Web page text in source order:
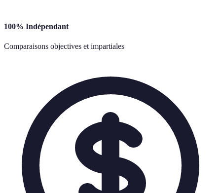
100% Indépendant
Comparaisons objectives et impartiales